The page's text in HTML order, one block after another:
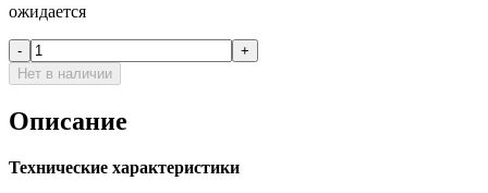
ожидается
-
+
Нет в наличии
Описание
Технические характеристики